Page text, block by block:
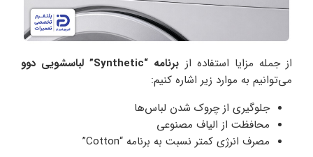
از جمله مزایا استفاده از برنامه “Synthetic” لباسشویی دوو
می‌توانیم به موارد زیر اشاره کنیم:
جلوگیری از چروک شدن لباس‌ها
محافظت از الیاف مصنوعی
مصرف انرژی کمتر نسبت به برنامه “Cotton”